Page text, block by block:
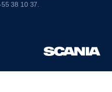
38 10 37.